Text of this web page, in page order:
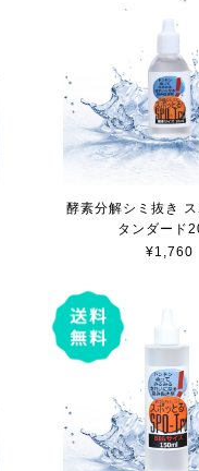
酵素分解シミ抜き
タンダード
¥1,760